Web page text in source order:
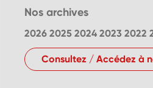
Nos archives
2026 2025 2024 2023 2022
Consultez / Accédez à